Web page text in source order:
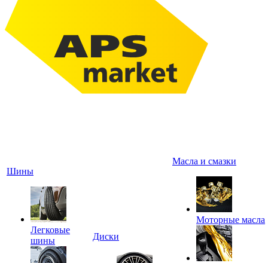
Шины
Легковые
шины
Диски
Масла и смазки
Моторные масла